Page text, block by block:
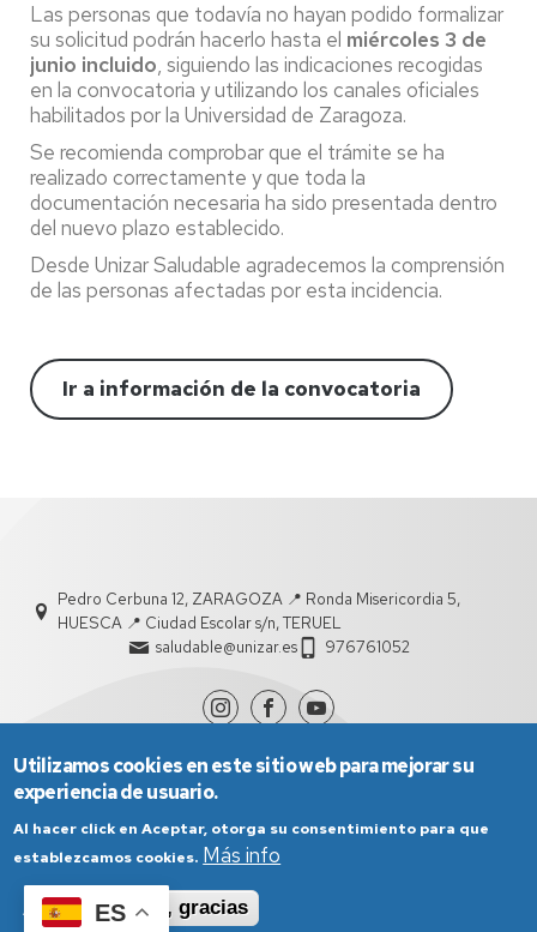
ES
Las personas que todavía no hayan podido formalizar
su solicitud podrán hacerlo hasta el miércoles 3 de
junio incluido, siguiendo las indicaciones recogidas
en la convocatoria y utilizando los canales oficiales
habilitados por la Universidad de Zaragoza.
Se recomienda comprobar que el trámite se ha
realizado correctamente y que toda la
documentación necesaria ha sido presentada dentro
del nuevo plazo establecido.
Desde Unizar Saludable agradecemos la comprensión
de las personas afectadas por esta incidencia.
Ir a información de la convocatoria
Pedro Cerbuna 12, ZARAGOZA 📍 Ronda Misericordia 5,
HUESCA 📍 Ciudad Escolar s/n, TERUEL
saludable@unizar.es
976761052
Aviso Legal
Condiciones generales de uso
Política de Privacidad
Utilizamos cookies en este sitio web para mejorar su
experiencia de usuario.
Al hacer click en Aceptar, otorga su consentimiento para que
establezcamos cookies. Más info
Aceptar
No, gracias